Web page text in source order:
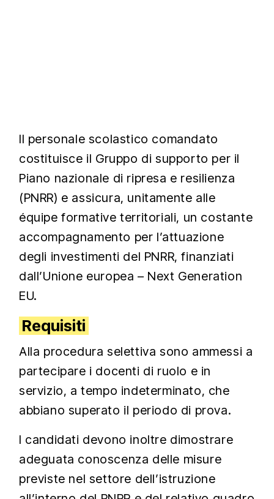
Il personale scolastico comandato
costituisce il Gruppo di supporto per il
Piano nazionale di ripresa e resilienza
(PNRR) e assicura, unitamente alle
équipe formative territoriali, un costante
accompagnamento per l’attuazione
degli investimenti del PNRR, finanziati
dall’Unione europea – Next Generation
EU.
Requisiti
Alla procedura selettiva sono ammessi a
partecipare i docenti di ruolo e in
servizio, a tempo indeterminato, che
abbiano superato il periodo di prova.
I candidati devono inoltre dimostrare
adeguata conoscenza delle misure
previste nel settore dell’istruzione